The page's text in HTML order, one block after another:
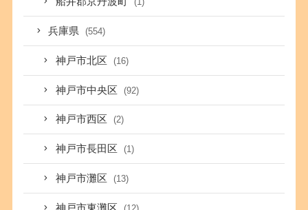
兵庫県 (554)
神戸市北区 (16)
神戸市中央区 (92)
神戸市西区 (2)
神戸市長田区 (1)
神戸市灘区 (13)
神戸市東灘区